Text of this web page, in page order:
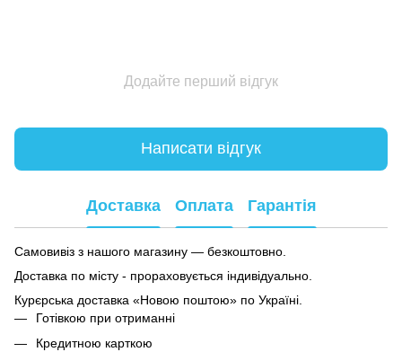
Додайте перший відгук
Написати відгук
Доставка Оплата Гарантія
Самовивіз з нашого магазину — безкоштовно.
Доставка по місту - прораховується індивідуально.
Курєрська доставка «Новою поштою» по Україні.
Готівкою при отриманні
Кредитною карткою